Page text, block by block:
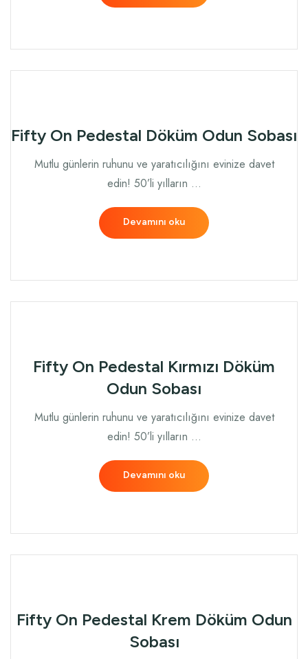
Fifty On Pedestal Döküm Odun Sobası
Mutlu günlerin ruhunu ve yaratıcılığını evinize davet
edin! 50’li yılların …
Devamını oku
Fifty On Pedestal Kırmızı Döküm
Odun Sobası
Mutlu günlerin ruhunu ve yaratıcılığını evinize davet
edin! 50’li yılların …
Devamını oku
Fifty On Pedestal Krem Döküm Odun
Sobası